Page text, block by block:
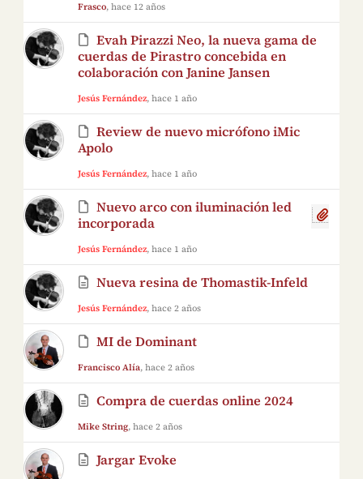
Frasco, hace 12 años
Evah Pirazzi Neo, la nueva gama de
cuerdas de Pirastro concebida en
colaboración con Janine Jansen
Jesús Fernández, hace 1 año
Review de nuevo micrófono iMic
Apolo
Jesús Fernández, hace 1 año
Nuevo arco con iluminación led
incorporada
Jesús Fernández, hace 1 año
Nueva resina de Thomastik-Infeld
Jesús Fernández, hace 2 años
MI de Dominant
Francisco Alía, hace 2 años
Compra de cuerdas online 2024
Mike String, hace 2 años
Jargar Evoke